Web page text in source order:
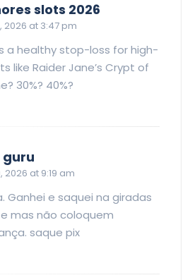
slots 2026
2026 at 3:47 pm
a healthy stop-loss for high-
like Raider Jane’s Crypt of
30%? 40%?
2026 at 9:19 am
Ganhei e saquei na giradas
mas não coloquem
saque pix